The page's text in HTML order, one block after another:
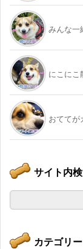
みんな一
にこにこ
おててが
サイト内
カテゴリー